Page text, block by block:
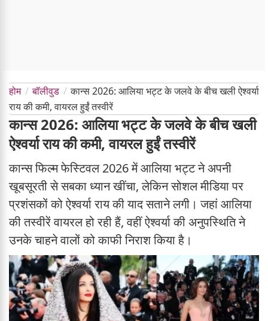
होम बॉलीवुड
कान्स 2026: आलिया भट्ट के जलवे के बीच खली ऐश्वर्या
राय की कमी, वायरल हुईं तस्वीरें
कान्स 2026: आलिया भट्ट के जलवे के बीच खली
ऐश्वर्या राय की कमी, वायरल हुईं तस्वीरें
कान्स फिल्म फेस्टिवल 2026 में आलिया भट्ट ने अपनी
खूबसूरती से सबका ध्यान खींचा, लेकिन सोशल मीडिया पर
प्रशंसकों को ऐश्वर्या राय की याद सताने लगी। जहां आलिया
की तस्वीरें वायरल हो रही हैं, वहीं ऐश्वर्या की अनुपस्थिति ने
उनके चाहने वालों को काफी निराश किया है।